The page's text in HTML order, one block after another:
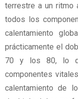
terrestre a un ritmo
todos los
calentamiento
prácticamente el
70 y los 80, lo
componentes
calentamiento de